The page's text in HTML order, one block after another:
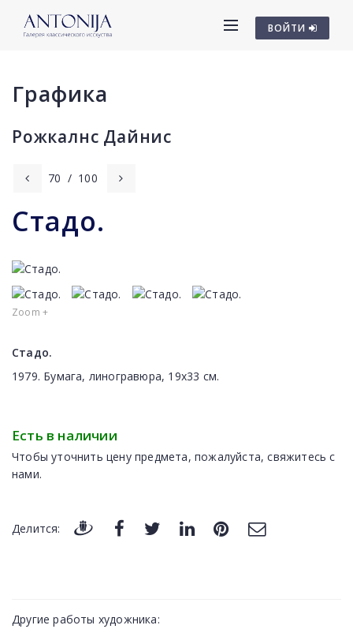
ВОЙТИ
Графика
Рожкалнс Дайниc
70 / 100
Стадо.
Zoom +
Стадо.
1979. Бумага, линогравюра, 19х33 см.
Есть в наличии
Чтобы уточнить цену предмета, пожалуйста, свяжитесь с
нами.
Делится:
Другие работы художника: